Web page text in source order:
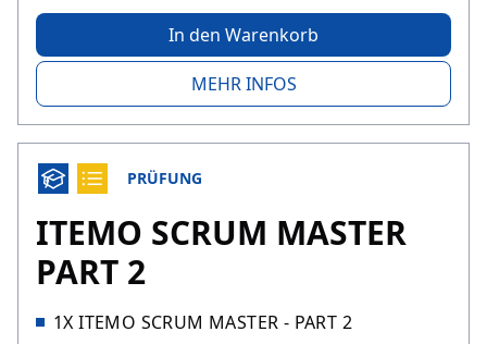
In den Warenkorb
MEHR INFOS
PRÜFUNG
ITEMO SCRUM MASTER
PART 2
1X ITEMO SCRUM MASTER - PART 2